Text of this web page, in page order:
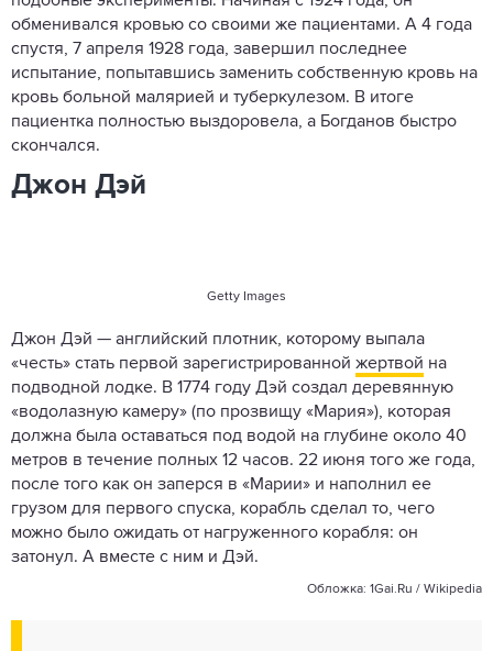
обменивался кровью со своими же пациентами. А 4 года
спустя, 7 апреля 1928 года, завершил последнее
испытание, попытавшись заменить собственную кровь на
кровь больной малярией и туберкулезом. В итоге
пациентка полностью выздоровела, а Богданов быстро
скончался.
Джон Дэй
Getty Images
Джон Дэй — английский плотник, которому выпала
«честь» стать первой зарегистрированной жертвой на
подводной лодке. В 1774 году Дэй создал деревянную
«водолазную камеру» (по прозвищу «Мария»), которая
должна была оставаться под водой на глубине около 40
метров в течение полных 12 часов. 22 июня того же года,
после того как он заперся в «Марии» и наполнил ее
грузом для первого спуска, корабль сделал то, чего
можно было ожидать от нагруженного корабля: он
затонул. А вместе с ним и Дэй.
Обложка: 1Gai.Ru / Wikipedia